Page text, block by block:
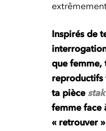
Inspirés de
que femme,
reproductifs
ta pièce
femme face
« retrouver